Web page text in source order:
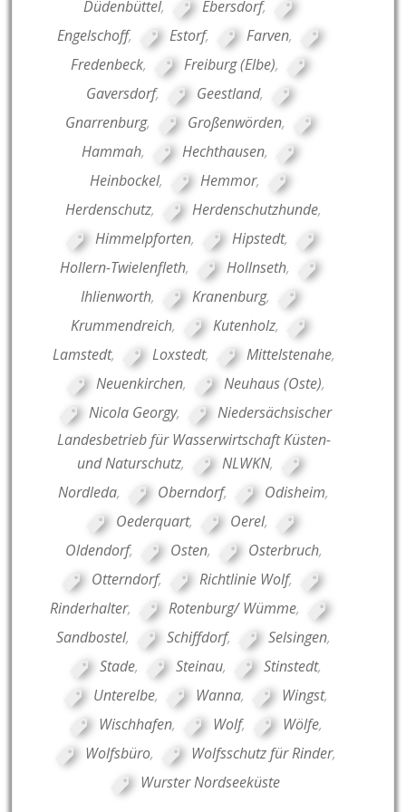
Düdenbüttel, Ebersdorf,
Engelschoff, Estorf, Farven,
Fredenbeck, Freiburg (Elbe),
Gaversdorf, Geestland,
Gnarrenburg, Großenwörden,
Hammah, Hechthausen,
Heinbockel, Hemmor,
Herdenschutz, Herdenschutzhunde,
Himmelpforten, Hipstedt,
Hollern-Twielenfleth, Hollnseth,
Ihlienworth, Kranenburg,
Krummendreich, Kutenholz,
Lamstedt, Loxstedt, Mittelstenahe,
Neuenkirchen, Neuhaus (Oste),
Nicola Georgy,
Niedersächsischer
Landesbetrieb für Wasserwirtschaft Küsten-
und Naturschutz, NLWKN,
Nordleda, Oberndorf, Odisheim,
Oederquart, Oerel,
Oldendorf, Osten, Osterbruch,
Otterndorf, Richtlinie Wolf,
Rinderhalter, Rotenburg/ Wümme,
Sandbostel, Schiffdorf, Selsingen,
Stade, Steinau, Stinstedt,
Unterelbe, Wanna, Wingst,
Wischhafen, Wolf, Wölfe,
Wolfsbüro, Wolfsschutz für Rinder,
Wurster Nordseeküste